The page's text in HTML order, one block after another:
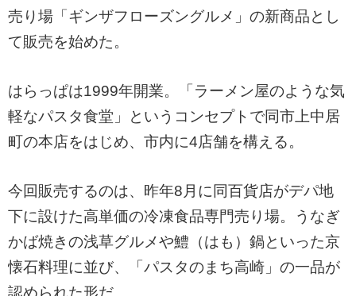
売り場「ギンザフローズングルメ」の新商品とし
て販売を始めた。
はらっぱは1999年開業。「ラーメン屋のような気
軽なパスタ食堂」というコンセプトで同市上中居
町の本店をはじめ、市内に4店舗を構える。
今回販売するのは、昨年8月に同百貨店がデパ地
下に設けた高単価の冷凍食品専門売り場。うなぎ
かば焼きの浅草グルメや鱧（はも）鍋といった京
懐石料理に並び、「パスタのまち高崎」の一品が
認められた形だ。